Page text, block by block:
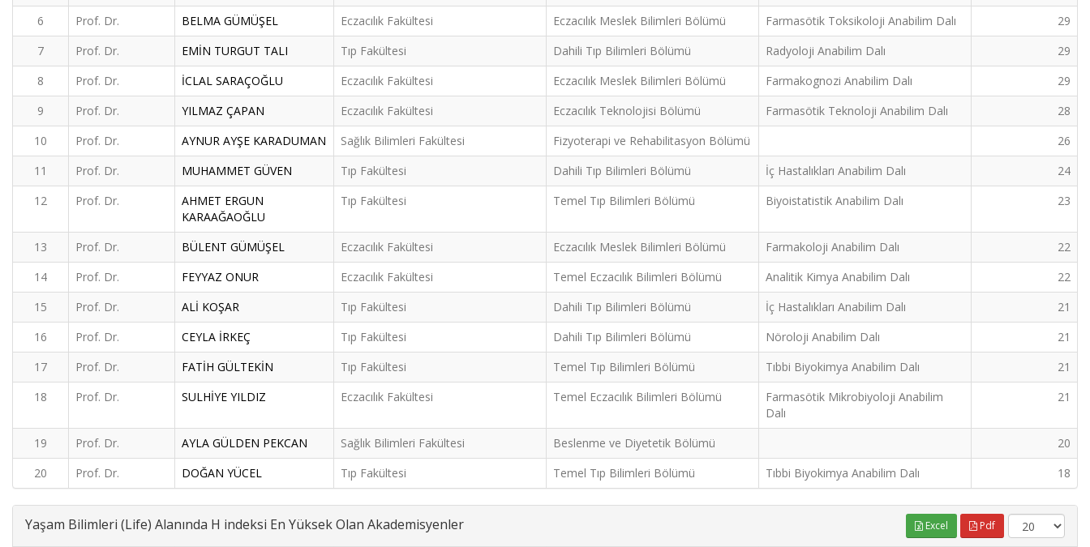
6 Prof. Dr. BELMA GÜMÜŞEL Eczacılık Fakültesi Eczacılık Meslek Bilimleri Bölümü Farmasötik Toksikoloji Anabilim Dalı
29
7
Prof. Dr. EMİN TURGUT TALI Tıp Fakültesi Dahili Tıp Bilimleri Bölümü Radyoloji Anabilim Dalı
29
8
Prof. Dr. İCLAL SARAÇOĞLU Eczacılık Fakültesi Eczacılık Meslek Bilimleri Bölümü Farmakognozi Anabilim Dalı
29
9
Prof. Dr. YILMAZ ÇAPAN Eczacılık Fakültesi Eczacılık Teknolojisi Bölümü Farmasötik Teknoloji Anabilim Dalı
28
10
Prof. Dr. AYNUR AYŞE KARADUMAN Sağlık Bilimleri Fakültesi Fizyoterapi ve Rehabilitasyon Bölümü
26
11
Prof. Dr. MUHAMMET GÜVEN Tıp Fakültesi Dahili Tıp Bilimleri Bölümü İç Hastalıkları Anabilim Dalı
24
12
Prof. Dr.
AHMET ERGUN
KARAAĞAOĞLU
Tıp Fakültesi Temel Tıp Bilimleri Bölümü Biyoistatistik Anabilim Dalı 23
13 Prof. Dr. BÜLENT GÜMÜŞEL Eczacılık Fakültesi Eczacılık Meslek Bilimleri Bölümü Farmakoloji Anabilim Dalı
22
14
Prof. Dr. FEYYAZ ONUR Eczacılık Fakültesi Temel Eczacılık Bilimleri Bölümü Analitik Kimya Anabilim Dalı
22
15
Prof. Dr. ALİ KOŞAR Tıp Fakültesi Dahili Tıp Bilimleri Bölümü İç Hastalıkları Anabilim Dalı
21
16
Prof. Dr. CEYLA İRKEÇ Tıp Fakültesi Dahili Tıp Bilimleri Bölümü Nöroloji Anabilim Dalı
21
17
Prof. Dr. FATİH GÜLTEKİN Tıp Fakültesi Temel Tıp Bilimleri Bölümü Tıbbi Biyokimya Anabilim Dalı
21
18
Prof. Dr. SULHİYE YILDIZ Eczacılık Fakültesi Temel Eczacılık Bilimleri Bölümü
Farmasötik Mikrobiyoloji Anabilim
Dalı
21
19 Prof. Dr. AYLA GÜLDEN PEKCAN Sağlık Bilimleri Fakültesi Beslenme ve Diyetetik Bölümü
20
20
Prof. Dr. DOĞAN YÜCEL Tıp Fakültesi Temel Tıp Bilimleri Bölümü Tıbbi Biyokimya Anabilim Dalı 18
Yaşam Bilimleri (Life) Alanında H indeksi En Yüksek Olan Akademisyenler Excel Pdf